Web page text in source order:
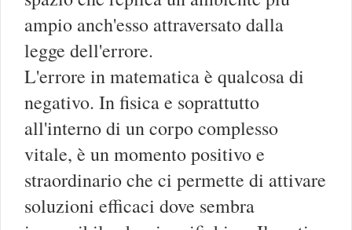
ampio anch'esso attraversato dalla
legge dell'errore.
L'errore in matematica è qualcosa di
negativo. In fisica e soprattutto
all'interno di un corpo complesso
vitale, è un momento positivo e
straordinario che ci permette di attivare
soluzioni efficaci dove sembra